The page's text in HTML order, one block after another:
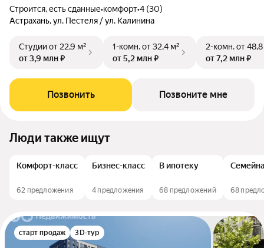
Строится, есть сданные•комфорт•4 (30)
Астрахань, ул. Пестеля / ул. Калинина
Студииот 22,9 м²
от 3,9 млн ₽
1-комн.от 32,4 м²
от 5,2 млн ₽
2-комн.от
от 7,2 млн ₽
Позвонить Позвоните мне
Люди также ищут
Комфорт-класс
62 предложения
Бизнес-класс
4 предложения
В ипотеку
68 предложений 68
старт продаж 3D-тур